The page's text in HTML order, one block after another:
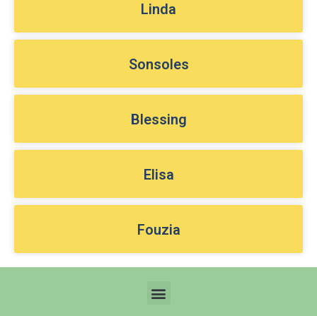
Linda
Sonsoles
Blessing
Elisa
Fouzia